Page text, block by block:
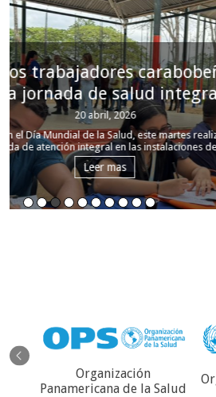
Carabobo ingresa 108
integrales
20 abril, 2026
Coincidiendo con el Día Nacional del
marzo, se llevó realizó el
Leer mas
Organización
Panamericana de la Salud